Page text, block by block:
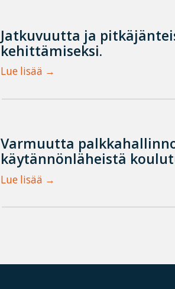
Jatkuvuutta ja
kehittämiseksi.
Lue lisää
Varmuutta
käytännönläheistä
Lue lisää